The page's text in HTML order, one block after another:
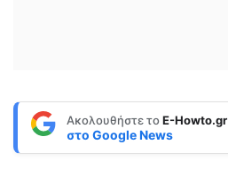
Ακολουθήστε τοE-Howto.gr
στο Google News